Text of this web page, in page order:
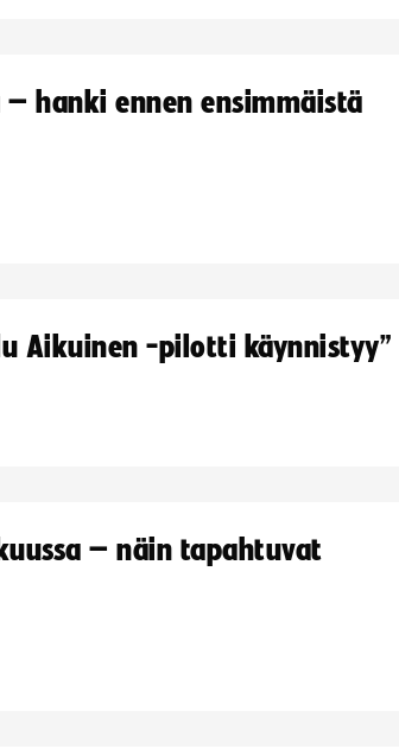
hanki ennen ensimmäistä
Aikuinen -pilotti käynnistyy”
– näin tapahtuvat